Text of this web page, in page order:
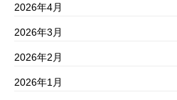
2026年4月
2026年3月
2026年2月
2026年1月